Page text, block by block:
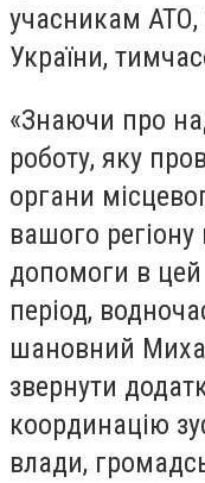
учасникам
України,
«Знаючи про
роботу, яку
органи
вашого
допомоги в
період,
шановний
звернути
координацію
влади,